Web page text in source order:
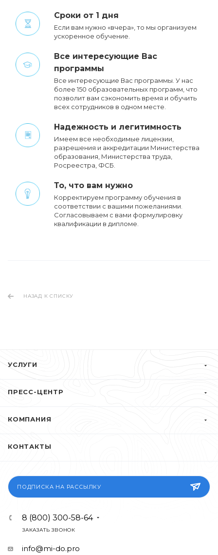
Сроки от 1 дня
Если вам нужно «вчера», то мы организуем
ускоренное обучение.
Все интересующие Вас
программы
Все интересующие Вас программы. У нас
более 150 образовательных программ, что
позволит вам сэкономить время и обучить
всех сотрудников в одном месте.
Надежность и легитимность
Имеем все необходимые лицензии,
разрешения и аккредитации Министерства
образования, Министерства труда,
Росреестра, ФСБ.
То, что вам нужно
Корректируем программу обучения в
соответствии с вашими пожеланиями.
Cогласовываем с вами формулировку
квалификации в дипломе.
НАЗАД К СПИСКУ
УСЛУГИ
ПРЕСС-ЦЕНТР
КОМПАНИЯ
КОНТАКТЫ
ПОДПИСКА НА РАССЫЛКУ
8 (800) 300-58-64
ЗАКАЗАТЬ ЗВОНОК
info@mi-do.pro